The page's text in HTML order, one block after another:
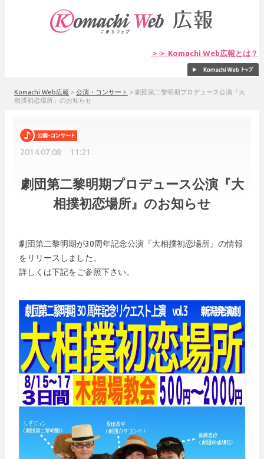
＞＞ Komachi Web広報とは？
Komachi Web広報 > 公演・コンサート > 劇団第二黎明期プロデュース公演『大
相撲初恋場所』のお知らせ
2014.07.08 11:21
劇団第二黎明期プロデュース公演『大
相撲初恋場所』のお知らせ
劇団第二黎明期が30周年記念公演『大相撲初恋場所』の情報
をリリースしました。
詳しくは下記をご参照下さい。